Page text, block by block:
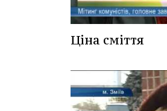
Ціна сміття